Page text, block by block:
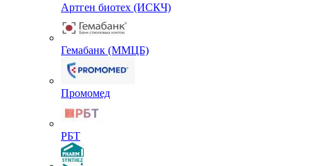
Артген биотех (ИСКЧ)
Гемабанк (ММЦБ)
Промомед
РБТ